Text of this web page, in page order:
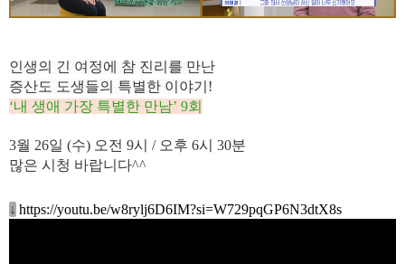
인생의 긴 여정에 참 진리를 만난
증산도 도생들의 특별한 이야기!
‘내 생애 가장 특별한 만남’ 9회
3월 26일 (수) 오전 9시 / 오후 6시 30분
많은 시청 바랍니다^^
↓ https://youtu.be/w8rylj6D6IM?si=W729pqGP6N3dtX8s